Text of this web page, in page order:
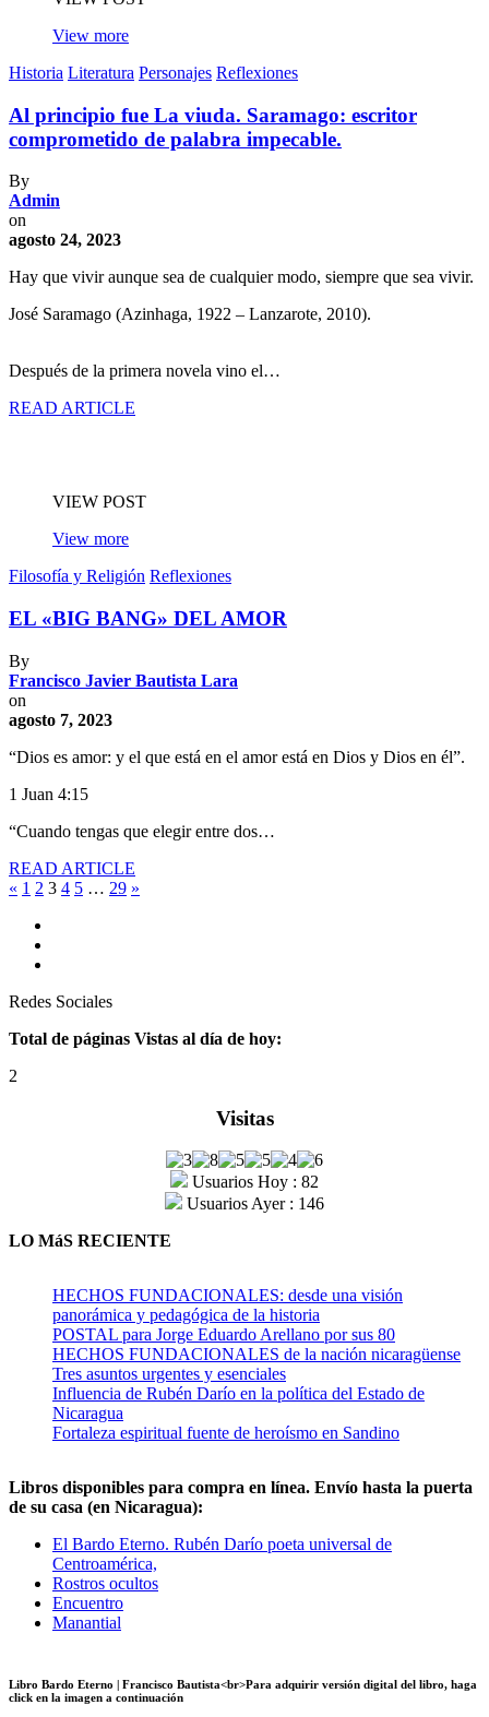
View more
Historia Literatura Personajes Reflexiones
Al principio fue La viuda. Saramago: escritor
comprometido de palabra impecable.
By
Admin
on
agosto 24, 2023
Hay que vivir aunque sea de cualquier modo, siempre que sea vivir.
José Saramago (Azinhaga, 1922 – Lanzarote, 2010).
Después de la primera novela vino el…
READ ARTICLE
VIEW POST
View more
Filosofía y Religión Reflexiones
EL «BIG BANG» DEL AMOR
By
Francisco Javier Bautista Lara
on
agosto 7, 2023
“Dios es amor: y el que está en el amor está en Dios y Dios en él”.
1 Juan 4:15
“Cuando tengas que elegir entre dos…
READ ARTICLE
« 1 2 3 4 5 … 29 »
Redes Sociales
Total de páginas Vistas al día de hoy:
2
Visitas
Usuarios Hoy : 82
Usuarios Ayer : 146
LO MáS RECIENTE
HECHOS FUNDACIONALES: desde una visión
panorámica y pedagógica de la historia
POSTAL para Jorge Eduardo Arellano por sus 80
HECHOS FUNDACIONALES de la nación nicaragüense
Tres asuntos urgentes y esenciales
Influencia de Rubén Darío en la política del Estado de
Nicaragua
Fortaleza espiritual fuente de heroísmo en Sandino
Libros disponibles para compra en línea. Envío hasta la puerta
de su casa (en Nicaragua):
El Bardo Eterno. Rubén Darío poeta universal de
Centroamérica,
Rostros ocultos
Encuentro
Manantial
Libro Bardo Eterno | Francisco Bautista<br>Para adquirir versión digital del libro, haga
click en la imagen a continuación